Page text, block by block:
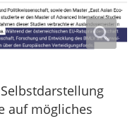
auf mögliches